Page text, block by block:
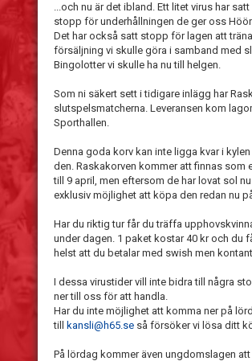
...och nu är det ibland. Ett litet virus har
stopp för underhållningen de ger oss
Det har också satt stopp för lagen att
försäljning vi skulle göra i samband med
Bingolotter vi skulle ha nu till helgen.
Som ni säkert sett i tidigare inlägg har
slutspelsmatcherna. Leveransen kom
Sporthallen.
Denna goda korv kan inte ligga kvar i
den. Raskakorven kommer att finnas som
till 9 april, men eftersom de har lovat sol
exklusiv möjlighet att köpa den redan nu
Har du riktig tur får du träffa
under dagen. 1 paket kostar 40 kr och du
helst att du betalar med swish men
I dessa virustider vill inte bidra till några
ner till oss för att handla.
Har du inte möjlighet att komma ner på
till
kansli@h65.se så försöker vi lösa ditt
På lördag kommer även ungdomslagen